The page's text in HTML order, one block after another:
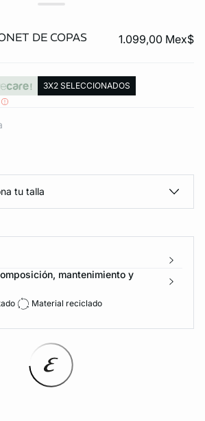
DE COPAS
1.099,00 Mex$
3X2 SELECCIONADOS
tu talla
mantenimiento y
Material reciclado